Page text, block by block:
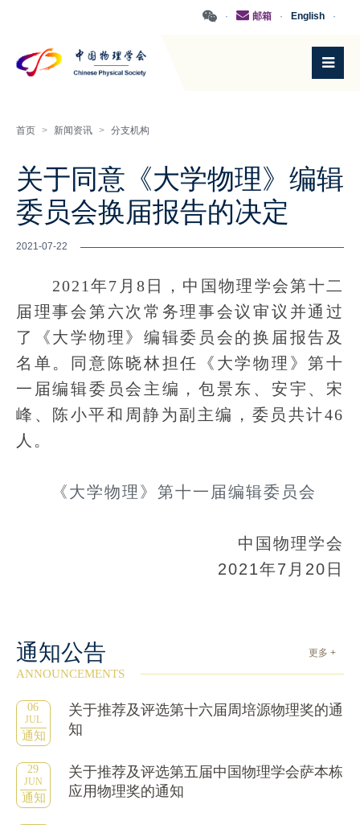
·
English
·
邮箱
·
首页 > 新闻资讯 > 分支机构
关于同意《大学物理》编辑
委员会换届报告的决定
2021-07-22
2021年7月8日，中国物理学会第十二
届理事会第六次常务理事会议审议并通过
了《大学物理》编辑委员会的换届报告及
名单。同意陈晓林担任《大学物理》第十
一届编辑委员会主编，包景东、安宇、宋
峰、陈小平和周静为副主编，委员共计46
人。
《大学物理》第十一届编辑委员会
中国物理学会
2021年7月20日
通知公告 更多 +
ANNOUNCEMENTS
06
JUL
通知
关于推荐及评选第十六届周培源物理奖的通
知
29
JUN
通知
关于推荐及评选第五届中国物理学会萨本栋
应用物理奖的通知